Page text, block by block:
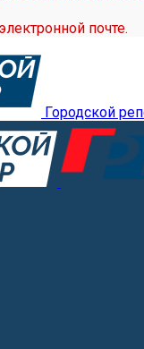
почте.
Городской